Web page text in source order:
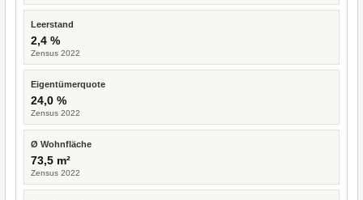
Leerstand
2,4 %
Zensus 2022
Eigentümerquote
24,0 %
Zensus 2022
Ø Wohnfläche
73,5 m²
Zensus 2022